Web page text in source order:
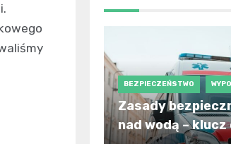
BEZPIECZEŃSTWO
Zasady
nad wodą –